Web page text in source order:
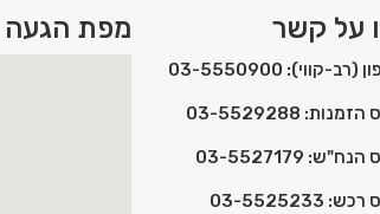
ואנטי ונדליזם. מתקן נייר
על קשר
(רב-קווי): 03-5550900
03-5529288
03-5527179
03-5525233
מפת הגעה